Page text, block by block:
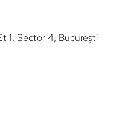
1, Sector 4, București